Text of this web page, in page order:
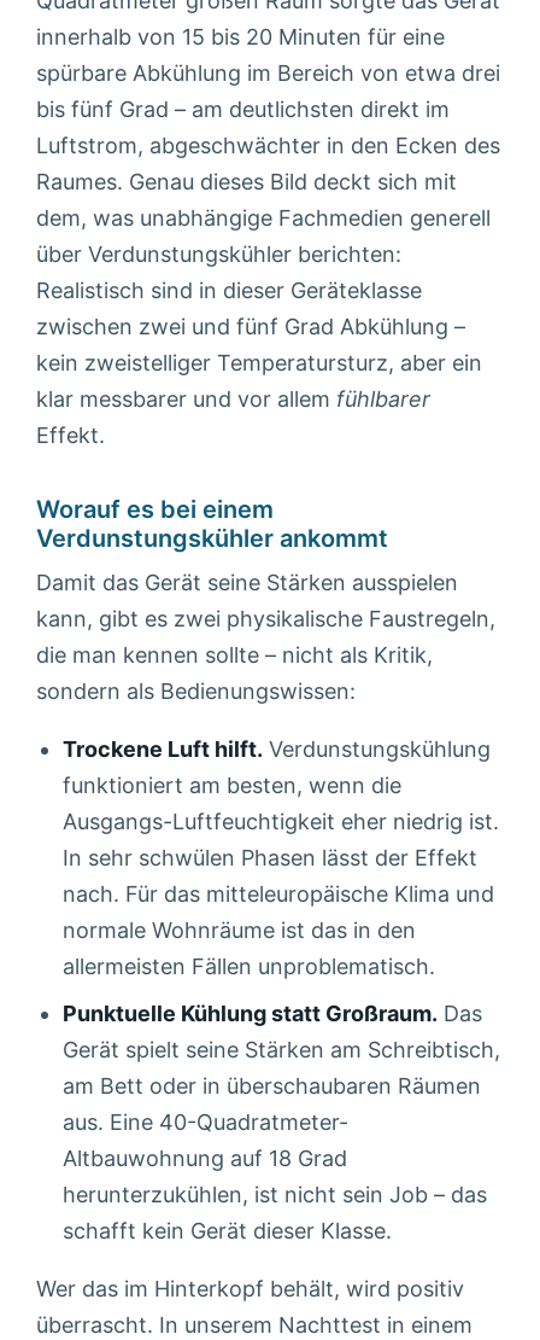
innerhalb von 15 bis 20 Minuten für eine
spürbare Abkühlung im Bereich von etwa drei
bis fünf Grad – am deutlichsten direkt im
Luftstrom, abgeschwächter in den Ecken des
Raumes. Genau dieses Bild deckt sich mit
dem, was unabhängige Fachmedien generell
über Verdunstungskühler berichten:
Realistisch sind in dieser Geräteklasse
zwischen zwei und fünf Grad Abkühlung –
kein zweistelliger Temperatursturz, aber ein
klar messbarer und vor allem fühlbarer
Effekt.
Worauf es bei einem
Verdunstungskühler ankommt
Damit das Gerät seine Stärken ausspielen
kann, gibt es zwei physikalische Faustregeln,
die man kennen sollte – nicht als Kritik,
sondern als Bedienungswissen:
Trockene Luft hilft. Verdunstungskühlung
funktioniert am besten, wenn die
Ausgangs-Luftfeuchtigkeit eher niedrig ist.
In sehr schwülen Phasen lässt der Effekt
nach. Für das mitteleuropäische Klima und
normale Wohnräume ist das in den
allermeisten Fällen unproblematisch.
Punktuelle Kühlung statt Großraum. Das
Gerät spielt seine Stärken am Schreibtisch,
am Bett oder in überschaubaren Räumen
aus. Eine 40-Quadratmeter-
Altbauwohnung auf 18 Grad
herunterzukühlen, ist nicht sein Job – das
schafft kein Gerät dieser Klasse.
Wer das im Hinterkopf behält, wird positiv
überrascht. In unserem Nachttest in einem